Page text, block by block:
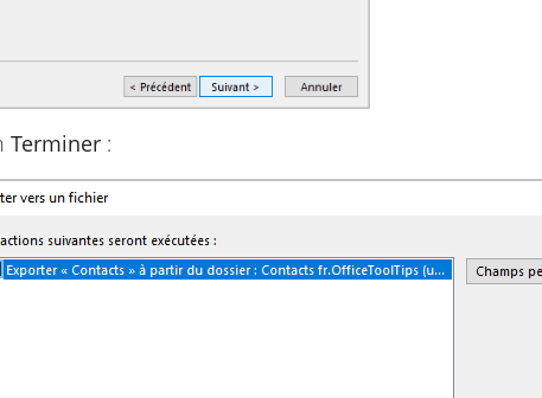
Terminer :